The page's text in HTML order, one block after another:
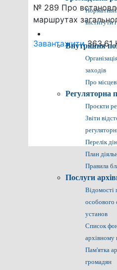
Інститути
Внутрішня
заходів
Про
Регуляторна
Проєкти
Звіти
Перелік
План
Правила
Послуги
Відомості
особового
установ
Список
архівному
Пам'ятка
громадян
№ 289 Про
маршрутах
Завантажити363.61